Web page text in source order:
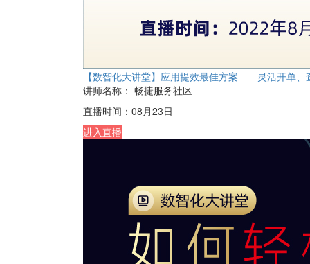
【数智化大讲堂】应用提效最佳方案——灵活开单、
讲师名称： 畅捷服务社区
直播时间： 08月23日
进入直播